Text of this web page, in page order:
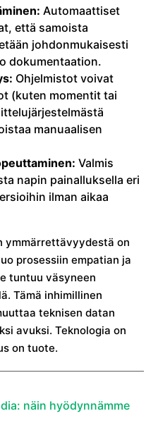
Automaattiset
että samoista
johdonmukaisesti
dokumentaation.
Ohjelmistot voivat
(kuten momentit tai
manuaalisen
Valmis
napin painalluksella eri
ilman aikaa
ymmärrettävyydestä on
prosessiin empatian ja
tuntuu väsyneen
Tämä inhimillinen
teknisen datan
avuksi. Teknologia on
on tuote.